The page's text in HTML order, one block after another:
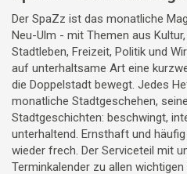
Der SpaZz ist das monatliche
Neu-Ulm - mit Themen aus
Stadtleben, Freizeit, Politik und
auf unterhaltsame Art eine
die Doppelstadt bewegt. Jedes
monatliche Stadtgeschehen,
Stadtgeschichten: beschwingt,
unterhaltend. Ernsthaft und
wieder frech. Der Serviceteil mit
Terminkalender zu allen